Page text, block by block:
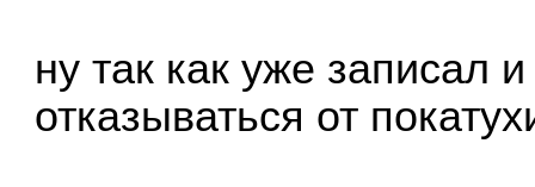
ну так как уже записал
отказываться от